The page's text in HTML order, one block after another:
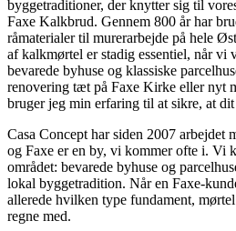
byggetraditioner, der knytter sig til
Faxe Kalkbrud. Gennem 800 år har
råmaterialer til murerarbejde på hele
af kalkmørtel er stadig essentiel, når vi
bevarede byhuse og klassiske
renovering tæt på Faxe Kirke eller nyt
bruger jeg min erfaring til at sikre, at
Casa Concept har siden 2007 arbejdet
og Faxe er en by, vi kommer ofte i. Vi
området: bevarede byhuse og
lokal byggetradition. Når en Faxe-
allerede hvilken type fundament,
regne med.